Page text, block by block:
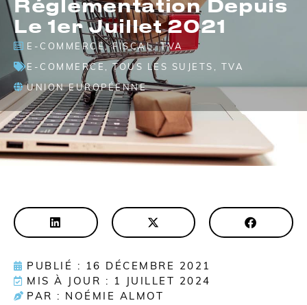
Réglementation Depuis
Le 1er Juillet 2021
E-COMMERCE,FISCAL,TVA
E-COMMERCE
,TOUS LES SUJETS
TVA
UNION EUROPÉENNE
PUBLIÉ : 16 DÉCEMBRE 2021
MIS À JOUR : 1 JUILLET 2024
PAR : NOÉMIE ALMOT